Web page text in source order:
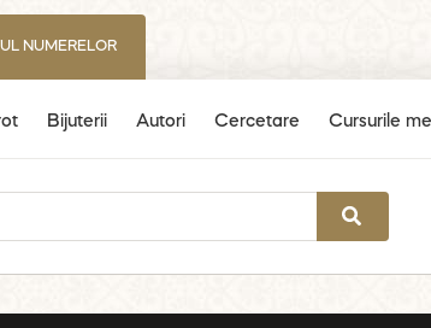
NUMERELOR
Bijuterii Autori Cercetare Cursurile